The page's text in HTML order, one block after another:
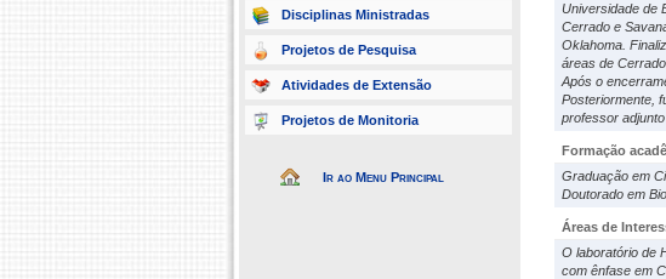
Disciplinas Ministradas
Projetos de Pesquisa
Atividades de Extensão
Projetos de Monitoria
Ir ao Menu Principal
Universidade de
Cerrado e
Oklahoma.
áreas de
Após o
Posteriormente,
professor
Formação
Graduação em
Doutorado em
Áreas de
O laboratório de
com ênfase em